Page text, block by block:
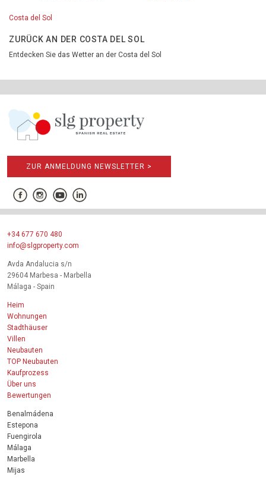
Costa del Sol
ZURÜCK AN DER COSTA DEL SOL
Entdecken Sie das Wetter an der Costa del Sol
ZUR ANMELDUNG NEWSLETTER >
+34 677 670 480
info@slgproperty.com
Avda Andalucia s/n
29604 Marbesa - Marbella
Málaga - Spain
Heim
Wohnungen
Stadthäuser
Villen
Neubauten
TOP Neubauten
Kaufprozess
Über uns
Bewertungen
Benalmádena
Estepona
Fuengirola
Málaga
Marbella
Mijas